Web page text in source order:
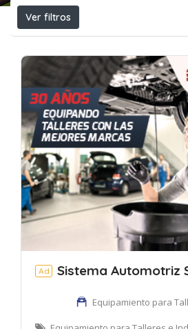
Ver filtros
Ad Sistema Automotriz
Equipamiento para